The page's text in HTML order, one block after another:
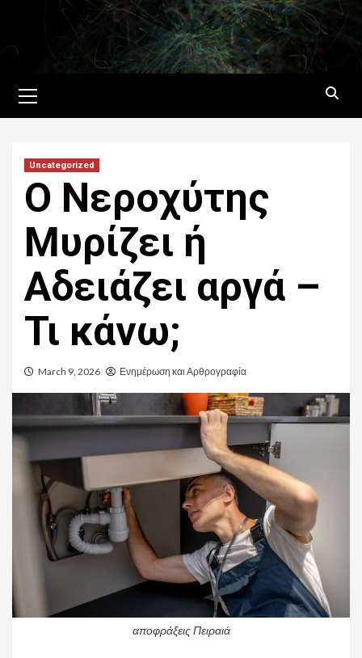
content
Menu
Uncategorized
Ο Νεροχύτης
Μυρίζει ή
Αδειάζει αργά –
Τι κάνω;
March 9, 2026 Ενημέρωση και Αρθρογραφία
αποφράξεις Πειραιά